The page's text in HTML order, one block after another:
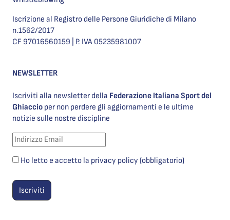
Iscrizione al Registro delle Persone Giuridiche di Milano
n.1562/2017
CF 97016560159 | P. IVA 05235981007
NEWSLETTER
Iscriviti alla newsletter della Federazione Italiana Sport del
Ghiaccio per non perdere gli aggiornamenti e le ultime
notizie sulle nostre discipline
Ho letto e accetto la privacy policy (obbligatorio)